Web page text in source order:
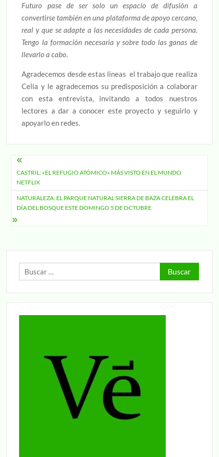
Futuro pase de ser solo un espacio de difusión a
convertirse también en una plataforma de apoyo cercano,
real y que se adapte a las necesidades de cada persona.
Tengo la formación necesaria y sobre todo las ganas de
llevarlo a cabo.
Agradecemos desde estas lineas el trabajo que realiza
Celia y le agradecemos su predisposición a colaborar
con esta entrevista, invitando a todos nuestros
lectores a dar a conocer este proyecto y seguirlo y
apoyarlo en redes.
Navegación
de
entradas
CASTRIL: «EL REFUGIO ATÓMICO» MÁS VISTO EN EL MUNDO
NETFLIX
NATURALEZA: EL PARQUE NATURAL SIERRA DE BAZA CELEBRA EL
DÍA DEL BOSQUE ESTE DOMINGO 5 DE OCTUBRE
Buscar: